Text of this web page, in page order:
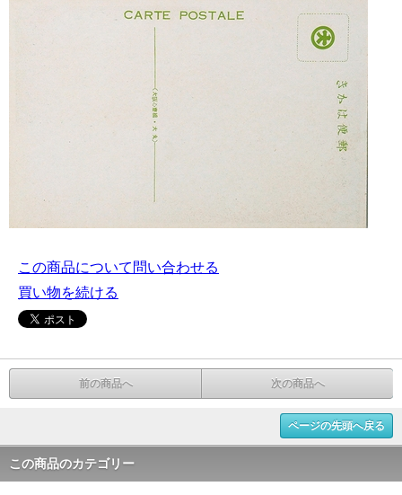
この商品について問い合わせる
買い物を続ける
前の商品へ 次の商品へ
ページの先頭へ戻る
この商品のカテゴリー